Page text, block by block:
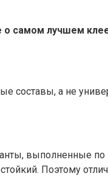
самом лучшем
а не
выполненные
Поэтому